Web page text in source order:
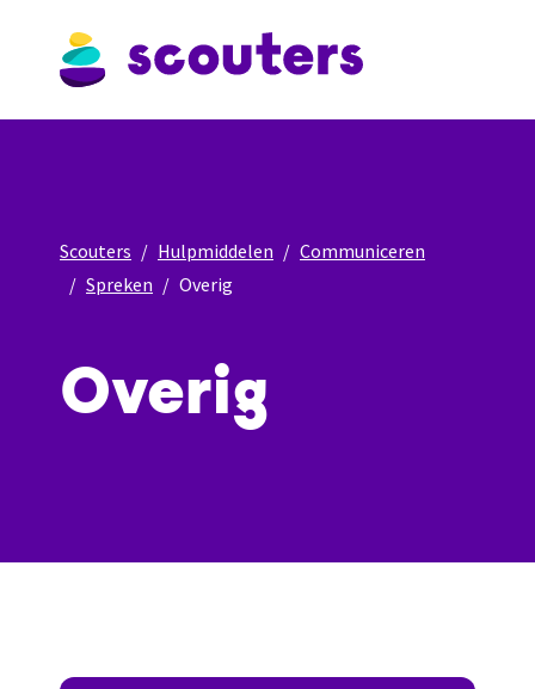
Scouters Hulpmiddelen
Communiceren
Spreken
Overig
Overig